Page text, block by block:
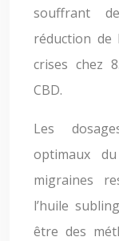
souffrant
réduction de
crises chez
CBD.
Les
optimaux
migraines
l’huile
être des